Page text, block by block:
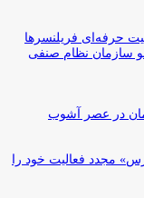
حرفه‌ای فریلنسرها
سازمان نظام صنفی
در عصر آشوب
مجدد فعالیت خود را